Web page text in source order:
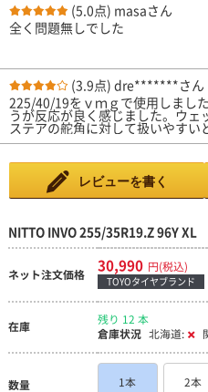
(5.0点) masaさん
全く問題無しでした
(3.9点) dre*******さん
225/40/19をｖｍｇで使用しまし
うが反応が良く感じました。ウェ
ステアの舵角に対して扱いやす
コチラのほうが上かなと思います
レビューを書く
NITTO INVO 255/35R19.Z 96Y XL
ネット注文価格 30,990 円(税込)
TOYOタイヤブランド
在庫
残り 12 本
倉庫状況 北海道:
数量 1本 2本